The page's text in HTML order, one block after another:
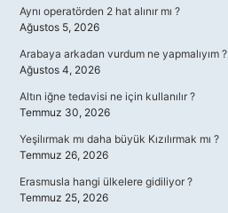
Aynı operatörden 2 hat alınır mı ?
Ağustos 5, 2026
Arabaya arkadan vurdum ne yapmalıyım ?
Ağustos 4, 2026
Altın iğne tedavisi ne için kullanılır ?
Temmuz 30, 2026
Yeşilırmak mı daha büyük Kızılırmak mı ?
Temmuz 26, 2026
Erasmusla hangi ülkelere gidiliyor ?
Temmuz 25, 2026